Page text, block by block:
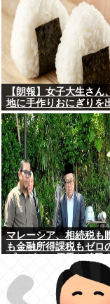
【朗報】女子大生さん
地に手作りおにぎりを
マレーシア、相続税も
も金融所得課税もゼロ
プルゼロで優秀な移民
から集めてしまう…